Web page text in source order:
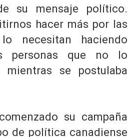
su mensaje político.
hacer más por las
necesitan haciendo
personas que no lo
mientras se postulaba
su campaña
de política canadiense